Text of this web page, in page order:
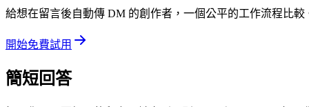
給想在留言後自動傳 DM 的創作者，一個公平的工作流程比較
開始免費試用
簡短回答